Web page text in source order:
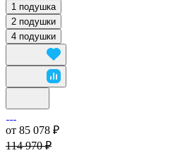
1 подушка
2 подушки
4 подушки
от 85 078 ₽
114 970 ₽